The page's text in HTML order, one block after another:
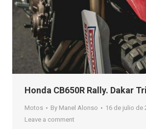
Honda CB650R Rally. Dakar
Motos By Manel Alonso
16 de julio de
Leave a comment